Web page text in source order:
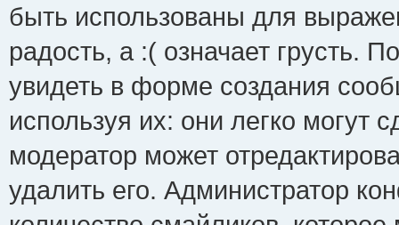
быть использованы для
радость, а :( означает грусть.
увидеть в форме создания
используя их: они легко могут
модератор может
удалить его. Администратор